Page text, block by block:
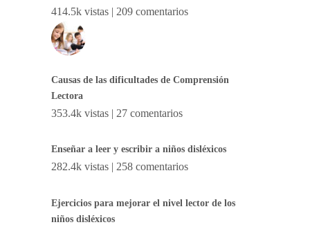
414.5k vistas | 209 comentarios
Causas de las dificultades de Comprensión
Lectora
353.4k vistas | 27 comentarios
Enseñar a leer y escribir a niños disléxicos
282.4k vistas | 258 comentarios
Ejercicios para mejorar el nivel lector de los
niños disléxicos